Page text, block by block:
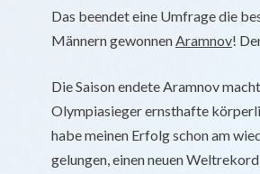
Das beendet eine Umfrage die
Männern gewonnenAramnov!
Die Saison endete Aramnov
Olympiasieger ernsthafte
habe meinen Erfolg schon am
gelungen, einen neuen